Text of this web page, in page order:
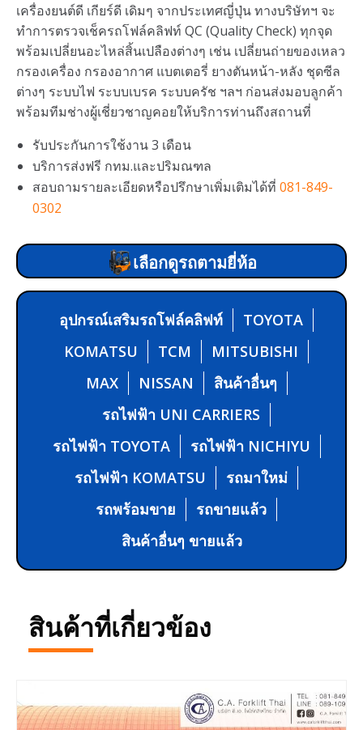
เครื่องยนต์ดี เกียร์ดี เดิมๆ จากประเทศญี่ปุ่น ทางบริษัทฯ จะ
ทำการตรวจเช็ครถโฟล์คลิฟท์ QC (Quality Check) ทุกจุด
พร้อมเปลี่ยนอะไหล่สิ้นเปลืองต่างๆ เช่น เปลี่ยนถ่ายของเหลว
กรองเครื่อง กรองอากาศ แบตเตอรี่ ยางตันหน้า-หลัง ชุดซีล
ต่างๆ ระบบไฟ ระบบเบรค ระบบครัช ฯลฯ ก่อนส่งมอบลูกค้า
พร้อมทีมช่างผู้เชี่ยวชาญคอยให้บริการท่านถึงสถานที่
รับประกันการใช้งาน 3 เดือน
บริการส่งฟรี กทม.และปริมณฑล
สอบถามรายละเอียดหรือปรึกษาเพิ่มเติมได้ที่ 081-849-
0302
เลือกดูรถตามยี่ห้อ
อุปกรณ์เสริมรถโฟล์คลิฟท์
TOYOTA
KOMATSU
TCM
MITSUBISHI
MAX
NISSAN
สินค้าอื่นๆ
รถไฟฟ้า UNI CARRIERS
รถไฟฟ้า TOYOTA
รถไฟฟ้า NICHIYU
รถไฟฟ้า KOMATSU
รถมาใหม่
รถพร้อมขาย
รถขายแล้ว
สินค้าอื่นๆ ขายแล้ว
สินค้าที่เกี่ยวข้อง